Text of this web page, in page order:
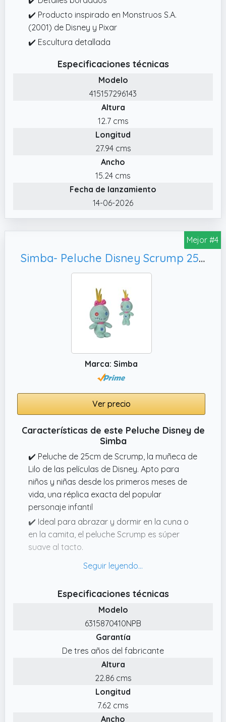
✔️ Producto inspirado en Monstruos S.A.
(2001) de Disney y Pixar
✔️ Escultura detallada
Especificaciones técnicas
Modelo
415157296143
Altura
12.7 cms
Longitud
27.94 cms
Ancho
15.24 cms
Fecha de lanzamiento
14-06-2026
Mejor #4
Simba- Peluche Disney Scrump 25cm, Apto para Todas Las Edades (6315870410)
Marca: Simba
Ver precio
Características de este Peluche Disney de
Simba
✔️ Peluche de 25cm de Scrump, la muñeca de
Lilo de las películas de Disney. Apto para
niños y niñas desde los primeros meses de
vida, una réplica exacta del popular
personaje infantil
✔️ Ideal para abrazar y dormir en la cuna o
en la camita, el peluche Scrump es súper
suave al tacto.
✔️ Este tierno peluche blandito es perfecto
los mimos
✔️ El relleno de este peluche está hecho con
materiales 100% reciclados. ¡Comprometidos
con el medioambiente!
✔️ Si hay un juguete importante en la vida de
cualquier peque, es su primer peluche.
Scrump se convertirá en el compañero
inseparable de los más pequeños
✔️ Peluches Disney de Simba Toys: Colección
de peluches con licencia Disney 100%
Especificaciones técnicas
Modelo
6315870410NPB
Garantía
De tres años del fabricante
Altura
22.86 cms
Longitud
7.62 cms
Ancho